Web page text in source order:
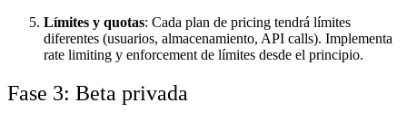
Límites y quotas: Cada plan de pricing tendrá límites
diferentes (usuarios, almacenamiento, API calls). Implementa
rate limiting y enforcement de límites desde el principio.
Fase 3: Beta privada